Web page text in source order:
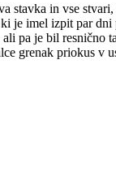
stavka in vse
je imel izpit par
pa je bil resnično
grenak priokus v